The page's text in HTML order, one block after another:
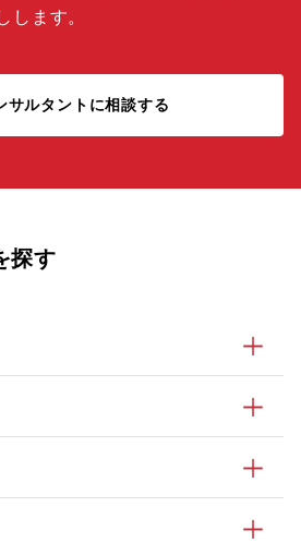
します。
サルタントに相談する
探す